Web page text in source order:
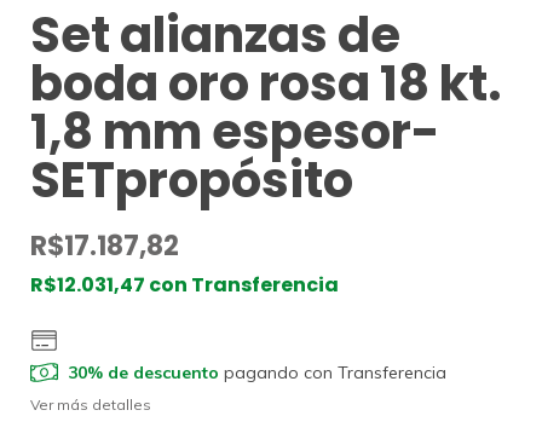
Set alianzas de
boda oro rosa 18 kt.
1,8 mm espesor-
SETpropósito
R$17.187,82
R$12.031,47 con Transferencia
30% de descuento pagando con Transferencia
Ver más detalles